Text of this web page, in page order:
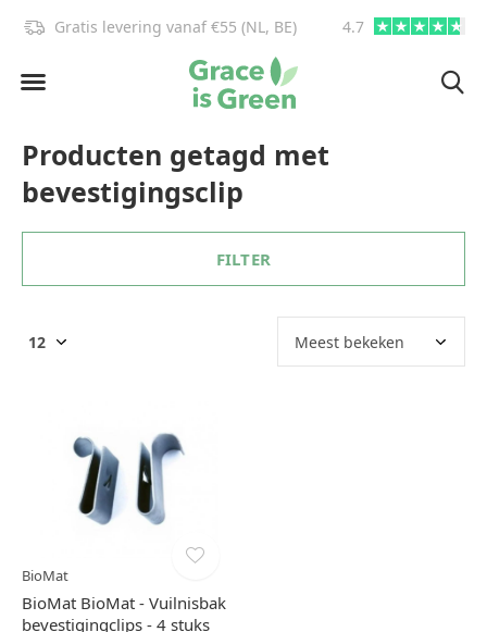
Gratis levering vanaf €55 (NL, BE) 4.7
Producten getagd met
bevestigingsclip
FILTER
BioMat
BioMat BioMat - Vuilnisbak
bevestigingclips - 4 stuks